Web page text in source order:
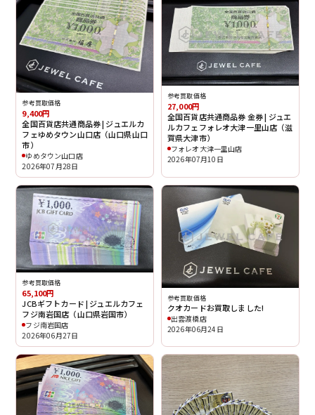
参考買取価格
9,400円
全国百貨店共通商品券 | ジュエルカ
フェゆめタウン山口店（山口県山口
市）
ゆめタウン山口店
2026年07月28日
参考買取価格
27,000円
全国百貨店共通商品券 金券 | ジュエ
ルカフェフォレオ大津一里山店（滋
賀県大津市）
フォレオ大津一里山店
2026年07月10日
参考買取価格
65,100円
JCBギフトカード | ジュエルカフェ
フジ南岩国店（山口県岩国市）
フジ南岩国店
2026年06月27日
参考買取価格
クオカードお買取しました!
出雲渡橋店
2026年06月24日